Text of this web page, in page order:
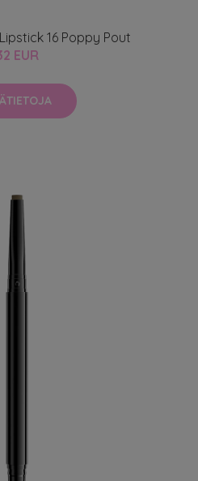
16 Poppy Pout
EUR